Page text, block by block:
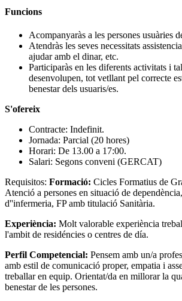
Funcions
Acompanyaràs a les persones usuàries
Atendràs les seves necessitats
ajudar amb el dinar, etc.
Participaràs en les diferents activitats i
desenvolupen, tot vetllant pel correcte
benestar dels usuaris/es.
S'ofereix
Contracte: Indefinit.
Jornada: Parcial (20 hores)
Horari: De 13.00 a 17:00.
Salari: Segons conveni (GERCAT)
Requisitos: Formació: Cicles Formatius de
Atenció a persones en situació de
d''infermeria, FP amb titulació Sanitària.
Experiència: Molt valorable experiència
l'ambit de residéncies o centres de día.
Perfil Competencial: Pensem amb un/a
amb estil de comunicació proper, empatia i
treballar en equip. Orientat/da en millorar la
benestar de les persones.